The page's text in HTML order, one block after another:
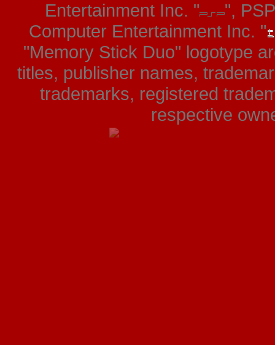
Entertainment Inc. "
",
Computer Entertainment Inc. "
"Memory Stick Duo" logotype
titles, publisher names,
trademarks, registered
respective